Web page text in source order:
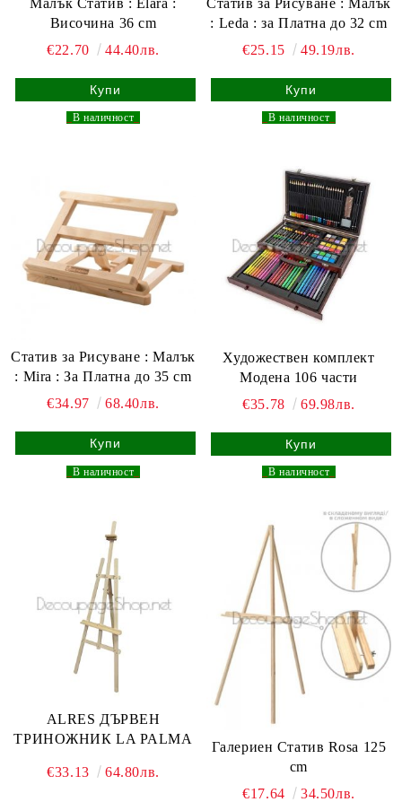
Височина 36 cm
€22.70
44.40лв.
В наличност
: Leda : за Платна до 32 cm
€25.15
49.19лв.
В наличност
Статив за Рисуване : Малък
: Mira : За Платна до 35 cm
€34.97
68.40лв.
В наличност
Художествен комплект
Модена 106 части
€35.78
69.98лв.
В наличност
ALRES ДЪРВЕН
ТРИНОЖНИК LA PALMA
€33.13 64.80лв.
Галериен Статив Rosa 125
cm
€17.64
34.50лв.